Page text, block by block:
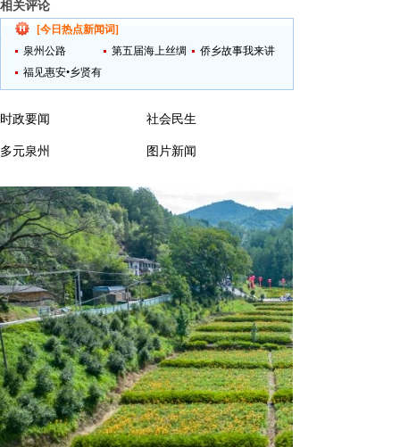
相关评论
[今日热点新闻词]
泉州公路
第五届海上丝绸
侨乡故事我来讲
福见惠安•乡贤有
为
时政要闻 社会民生
多元泉州 图片新闻